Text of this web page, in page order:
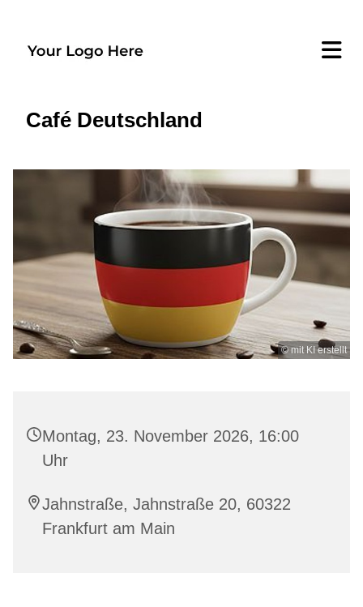
Café Deutschland
© mit KI erstellt
Montag, 23. November 2026, 16:00
Uhr
Jahnstraße, Jahnstraße 20, 60322
Frankfurt am Main